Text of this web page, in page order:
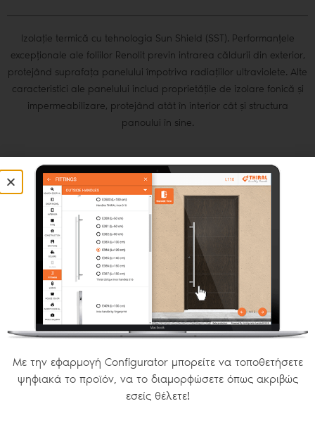
Izolație termică cu tehnologia Sun Shield (SST). Performanțele
excepționale ale foliilor Renolit previn intrarea căldurii din exterior,
protejând suprafața panelului împotriva radiațiilor ultraviolete. Alte
caracteristici ale panelului includ proprietățile de izolare fonică și
impermeabilizare, protejând atât în interior cât și structura
panoului în sine.
CERTIFICĂRI
Institutul Rosenheim
COEFICIENT DE TRANSFER
Up=0.35 W/(m )K
CLARITATEA DESIGNULUI
Με την εφαρμογή Configurator μπορείτε να τοποθετήσετε
ψηφιακά το προϊόν, να το διαμορφώσετε όπως ακριβώς
εσείς θέλετε!